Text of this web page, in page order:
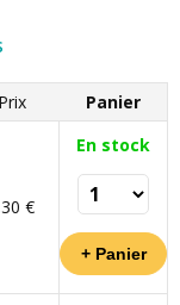
Prix Panier
€
En stock